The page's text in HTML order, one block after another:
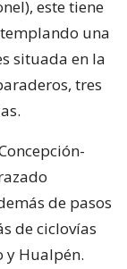
este tiene
una
situada en la
tres
de pasos
de ciclovías
y Hualpén.